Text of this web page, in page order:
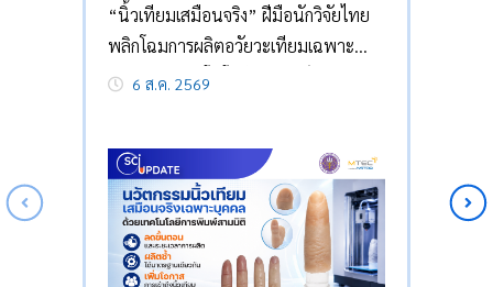
“นิ้วเทียมเสมือนจริง” ฝีมือนักวิจัยไทย
พลิกโฉมการผลิตอวัยวะเทียมเฉพาะ
บุคคลด้วยเทคโนโลยีการพิมพ์สามมิติ
6 ส.ค. 2569